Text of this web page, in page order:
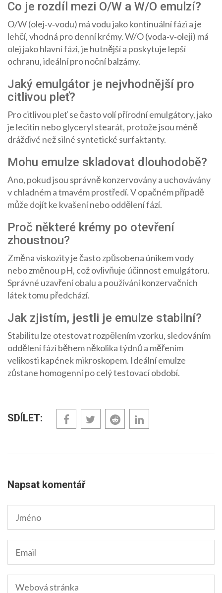
Co je rozdíl mezi O/W a W/O emulzí?
O/W (olej‑v‑vodu) má vodu jako kontinuální fázi a je
lehčí, vhodná pro denní krémy. W/O (voda‑v‑oleji) má
olej jako hlavní fázi, je hutnější a poskytuje lepší
ochranu, ideální pro noční balzámy.
Jaký emulgátor je nejvhodnější pro
citlivou pleť?
Pro citlivou pleť se často volí přírodní emulgátory, jako
je lecitin nebo glyceryl stearát, protože jsou méně
dráždivé než silné syntetické surfaktanty.
Mohu emulze skladovat dlouhodobě?
Ano, pokud jsou správně konzervovány a uchovávány
v chladném a tmavém prostředí. V opačném případě
může dojít ke kvašení nebo oddělení fází.
Proč některé krémy po otevření
zhoustnou?
Změna viskozity je často způsobena únikem vody
nebo změnou pH, což ovlivňuje účinnost emulgátoru.
Správné uzavření obalu a používání konzervačních
látek tomu předchází.
Jak zjistím, jestli je emulze stabilní?
Stabilitu lze otestovat rozpělením vzorku, sledováním
oddělení fází během několika týdnů a měřením
velikosti kapének mikroskopem. Ideální emulze
zůstane homogenní po celý testovací období.
SDÍLET:
Napsat komentář